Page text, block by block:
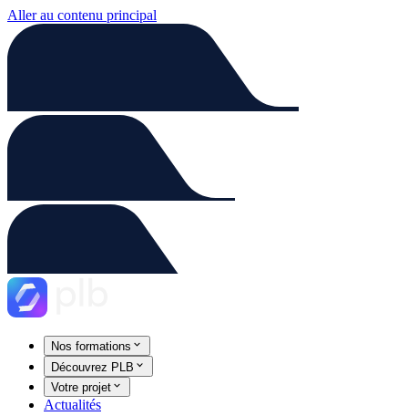
Aller au contenu principal
Nos formations
Découvrez PLB
Votre projet
Actualités